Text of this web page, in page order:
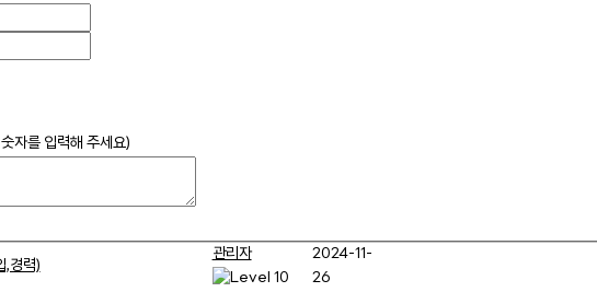
자를 입력해 주세요)
,경력)
관리자
2024-11-
26